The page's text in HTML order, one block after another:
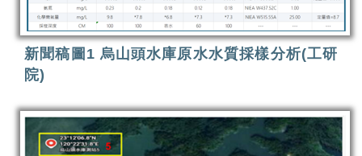
新聞稿圖1 烏山頭水庫原水水質採樣分析(工研
院)